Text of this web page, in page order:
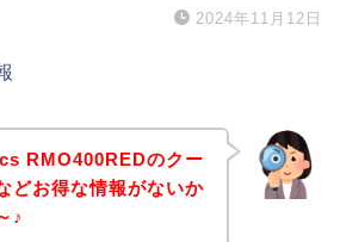
2024年11月12日
RMO400REDのクー
どお得な情報がないか
♪